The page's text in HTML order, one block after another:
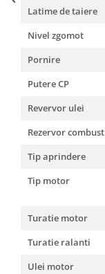
Masini de tocat
Masini tocat carne
Oale si Cratite
Oale sub presiune
Pahare / Sticle cu
Storcatoare
Tavi copt
Ustensile de
Topoare
Truse, seturi si alte
Tăietor beton
Latime de taiere
Nivel zgomot
Pornire
Putere CP
Revervor ulei
Rezervor
Tip aprindere
Tip motor
Turatie motor
Turatie ralanti
Ulei motor